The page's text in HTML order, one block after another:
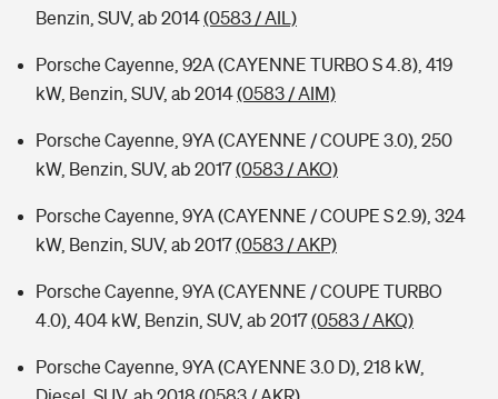
Benzin, SUV, ab 2014(0583 / AIL)
Porsche Cayenne, 92A (CAYENNE TURBO S 4.8), 419
kW, Benzin, SUV, ab 2014(0583 / AIM)
Porsche Cayenne, 9YA (CAYENNE / COUPE 3.0), 250
kW, Benzin, SUV, ab 2017(0583 / AKO)
Porsche Cayenne, 9YA (CAYENNE / COUPE S 2.9), 324
kW, Benzin, SUV, ab 2017(0583 / AKP)
Porsche Cayenne, 9YA (CAYENNE / COUPE TURBO
4.0), 404 kW, Benzin, SUV, ab 2017(0583 / AKQ)
Porsche Cayenne, 9YA (CAYENNE 3.0 D), 218 kW,